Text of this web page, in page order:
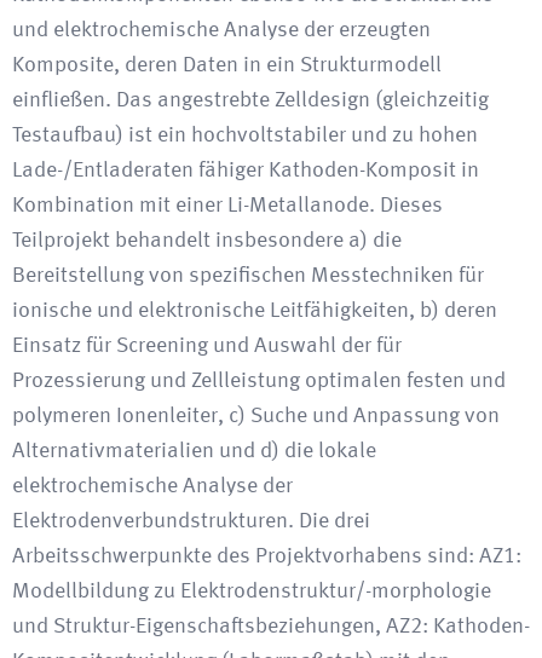
und elektrochemische Analyse der erzeugten
Komposite, deren Daten in ein Strukturmodell
einfließen. Das angestrebte Zelldesign (gleichzeitig
Testaufbau) ist ein hochvoltstabiler und zu hohen
Lade-/Entladeraten fähiger Kathoden-Komposit in
Kombination mit einer Li-Metallanode. Dieses
Teilprojekt behandelt insbesondere a) die
Bereitstellung von spezifischen Messtechniken für
ionische und elektronische Leitfähigkeiten, b) deren
Einsatz für Screening und Auswahl der für
Prozessierung und Zellleistung optimalen festen und
polymeren Ionenleiter, c) Suche und Anpassung von
Alternativmaterialien und d) die lokale
elektrochemische Analyse der
Elektrodenverbundstrukturen. Die drei
Arbeitsschwerpunkte des Projektvorhabens sind: AZ1:
Modellbildung zu Elektrodenstruktur/-morphologie
und Struktur-Eigenschaftsbeziehungen, AZ2: Kathoden-